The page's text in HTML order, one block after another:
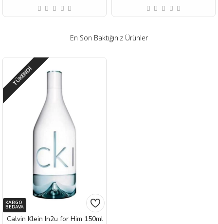
En Son Baktığınız Ürünler
KARGO
BEDAVA
TÜKENDI
Calvin Klein In2u for Him 150ml